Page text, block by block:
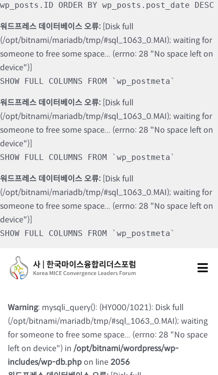
wp_posts.ID ORDER BY wp_posts.post_date DESC
워드프레스 데이터베이스 오류: [Disk full
(/opt/bitnami/mariadb/tmp/#sql_1063_0.MAI); waiting for
someone to free some space... (errno: 28 "No space left on
device")]
SHOW FULL COLUMNS FROM `wp_postmeta`
워드프레스 데이터베이스 오류: [Disk full
(/opt/bitnami/mariadb/tmp/#sql_1063_0.MAI); waiting for
someone to free some space... (errno: 28 "No space left on
device")]
SHOW FULL COLUMNS FROM `wp_postmeta`
워드프레스 데이터베이스 오류: [Disk full
(/opt/bitnami/mariadb/tmp/#sql_1063_0.MAI); waiting for
someone to free some space... (errno: 28 "No space left on
device")]
SHOW FULL COLUMNS FROM `wp_postmeta`
content
포럼소식
칼럼 및 기고
Warning: mysqli_query(): (HY000/1021): Disk full
(/opt/bitnami/mariadb/tmp/#sql_1063_0.MAI); waiting
for someone to free some space... (errno: 28 "No space
left on device") in /opt/bitnami/wordpress/wp-
includes/wp-db.phpon line2056